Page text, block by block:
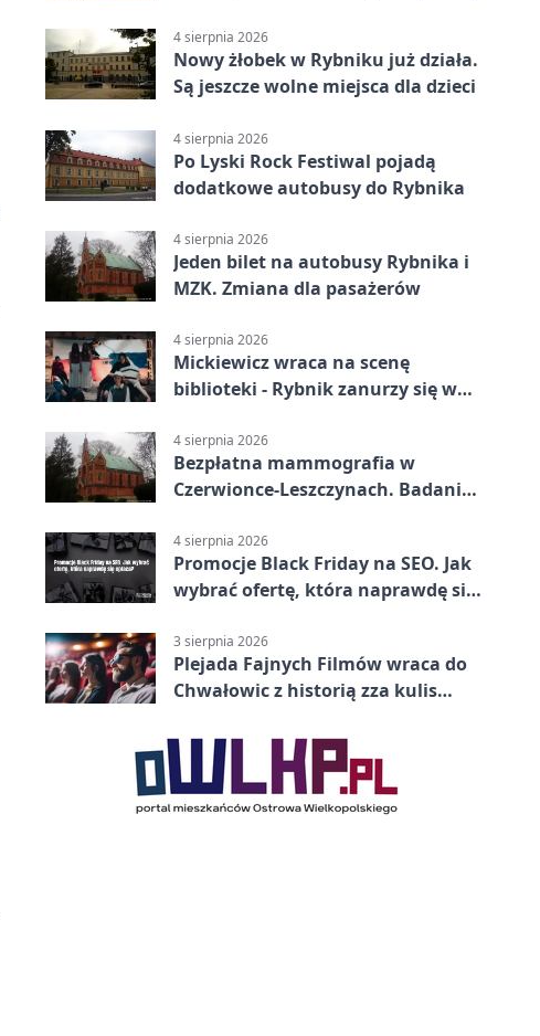
4 sierpnia 2026
Nowy żłobek w Rybniku już działa.
Są jeszcze wolne miejsca dla dzieci
4 sierpnia 2026
Po Lyski Rock Festiwal pojadą
dodatkowe autobusy do Rybnika
4 sierpnia 2026
Jeden bilet na autobusy Rybnika i
MZK. Zmiana dla pasażerów
4 sierpnia 2026
Mickiewicz wraca na scenę
biblioteki - Rybnik zanurzy się w
4 sierpnia 2026
Bezpłatna mammografia w
Czerwionce-Leszczynach. Badania
4 sierpnia 2026
Promocje Black Friday na SEO. Jak
wybrać ofertę, która naprawdę się
3 sierpnia 2026
Plejada Fajnych Filmów wraca do
Chwałowic z historią zza kulis